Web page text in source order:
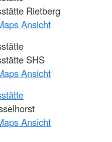
Rietberg
Ansicht
SHS
Ansicht
Ansicht